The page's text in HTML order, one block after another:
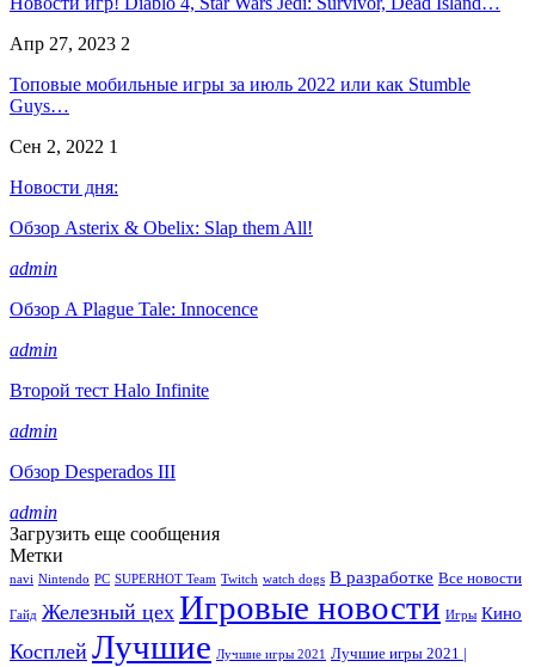
Апр 27, 2023 2
Топовые мобильные игры за июль 2022 или как Stumble
Guys…
Сен 2, 2022 1
Новости дня:
Обзор Asterix & Obelix: Slap them All!
admin
Обзор A Plague Tale: Innocence
admin
Второй тест Halo Infinite
admin
Обзор Desperados III
admin
Загрузить еще сообщения
Метки
navi Nintendo PC SUPERHOT Team Twitch watch dogs В разработке Все новости
Гайд Железный цех Игровые новости Игры Кино
Косплей Лучшие Лучшие игры 2021
Лучшие игры 2021 |